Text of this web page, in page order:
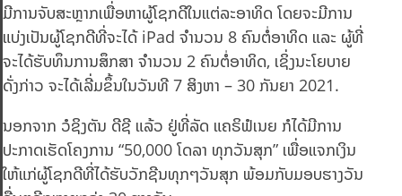
ມີການຈັບສະຫຼາກເພື່ອຫາຜູ້ໂຊກດີໃນແຕ່ລະອາທິດ ໂດຍຈະມີການ
ແບ່ງເປັນຜູ້ໂຊກດີທີ່ຈະໄດ້ iPad ຈຳນວນ 8 ຄົນຕໍ່ອາທິດ ແລະ ຜູ້ທີ່
ຈະໄດ້ຮັບທຶນການສຶກສາ ຈຳນວນ 2 ຄົນຕໍ່ອາທິດ, ເຊິ່ງນະໂຍບາຍ
ດັ່ງກ່າວ ຈະໄດ້ເລີ່ມຂຶ້ນໃນວັນທີ 7 ສິງຫາ – 30 ກັນຍາ 2021.
ນອກຈາກ ວໍຊິງຕັນ ດີຊີ ແລ້ວ ຢູ່ທີ່ລັດ ແຄຣິຟໍເນຍ ກໍໄດ້ມີການ
ປະກາດເຮັດໂຄງການ “50,000 ໂດລາ ທຸກວັນສຸກ” ເພື່ອແຈກເງິນ
ໃຫ້ແກ່ຜູ້ໂຊກດີທີ່ໄດ້ຮັບວັກຊີນທຸກໆວັນສຸກ ພ້ອມກັບມອບຮາງວັນ